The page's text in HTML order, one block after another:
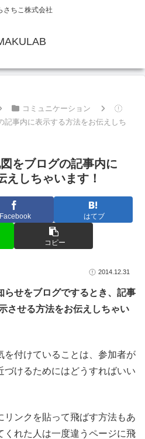
さちこ株式会社
コミュニケーション
記事内に表示する方法をお伝えしち
をブログの記事内に
えしちゃいます！
Facebook はてブ
コピー
2014.12.31
らせをブログでするとき、記事
させる方法をお伝えしちゃい
を付けていることは、参加者が
づけるためにはどうすればいい
リンクを貼って飛ばす方法もあ
くれた人は一度違うページに飛